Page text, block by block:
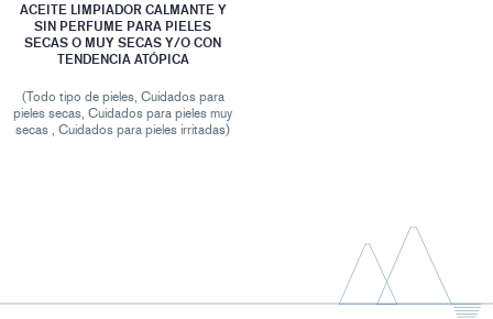
ACEITE LIMPIADOR CALMANTE Y
SIN PERFUME PARA PIELES
SECAS O MUY SECAS Y/O CON
TENDENCIA ATÓPICA
(Todo tipo de pieles, Cuidados para
pieles secas, Cuidados para pieles muy
secas , Cuidados para pieles irritadas)